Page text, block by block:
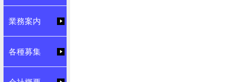
業務案内
各種募集